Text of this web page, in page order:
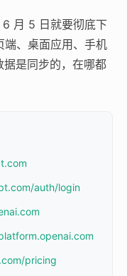
月 5 日就要彻底下
端、桌面应用、手机
是同步的，在哪都
auth/login
pricing